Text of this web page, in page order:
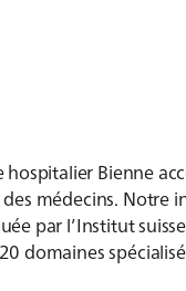
hospitalier Bienne
médecins. Notre
par l’Institut
domaines